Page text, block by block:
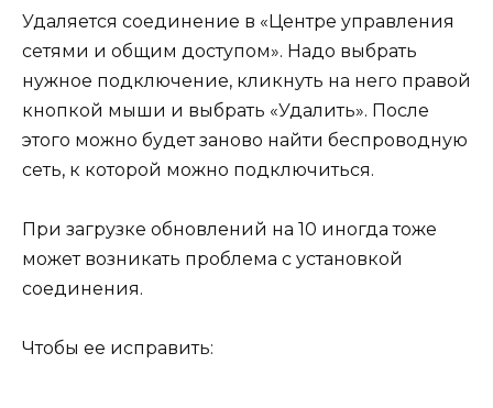
Удаляется соединение в «Центре управления
сетями и общим доступом». Надо выбрать
нужное подключение, кликнуть на него правой
кнопкой мыши и выбрать «Удалить». После
этого можно будет заново найти беспроводную
сеть, к которой можно подключиться.
При загрузке обновлений на 10 иногда тоже
может возникать проблема с установкой
соединения.
Чтобы ее исправить: